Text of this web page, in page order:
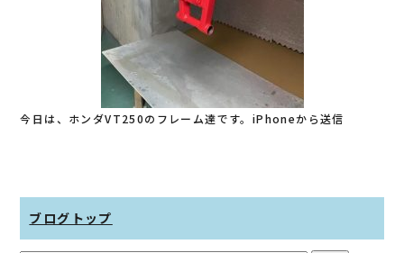
今日は、ホンダVT250のフレーム達です。iPhoneから送信
ブログトップ